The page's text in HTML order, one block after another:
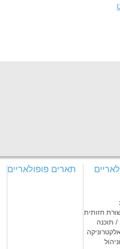
חזותית
תוכנה
תארים פופולאריים